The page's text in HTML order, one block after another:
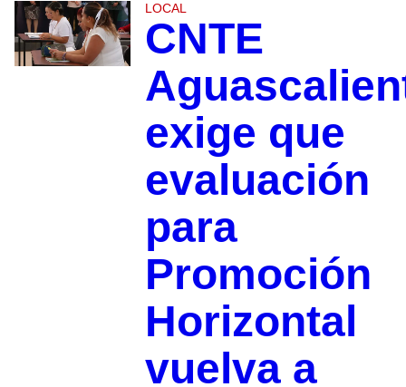
LOCAL
CNTE
exige que
evaluación
para
Promoción
Horizontal
vuelva a